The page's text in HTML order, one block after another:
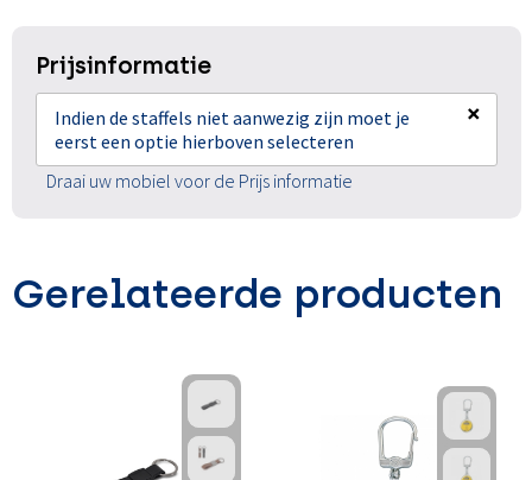
Prijsinformatie
Indien de staffels niet aanwezig zijn moet je
eerst een optie hierboven selecteren
×
Draai uw mobiel voor de Prijs informatie
Gerelateerde producten